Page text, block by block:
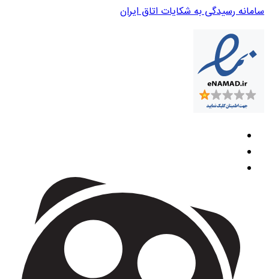
سامانه رسیدگی به شکایات اتاق ایران